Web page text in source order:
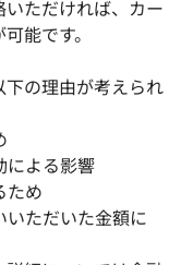
ただければ、カー
能です。
の理由が考えられ
による影響
ため
ただいた金額に